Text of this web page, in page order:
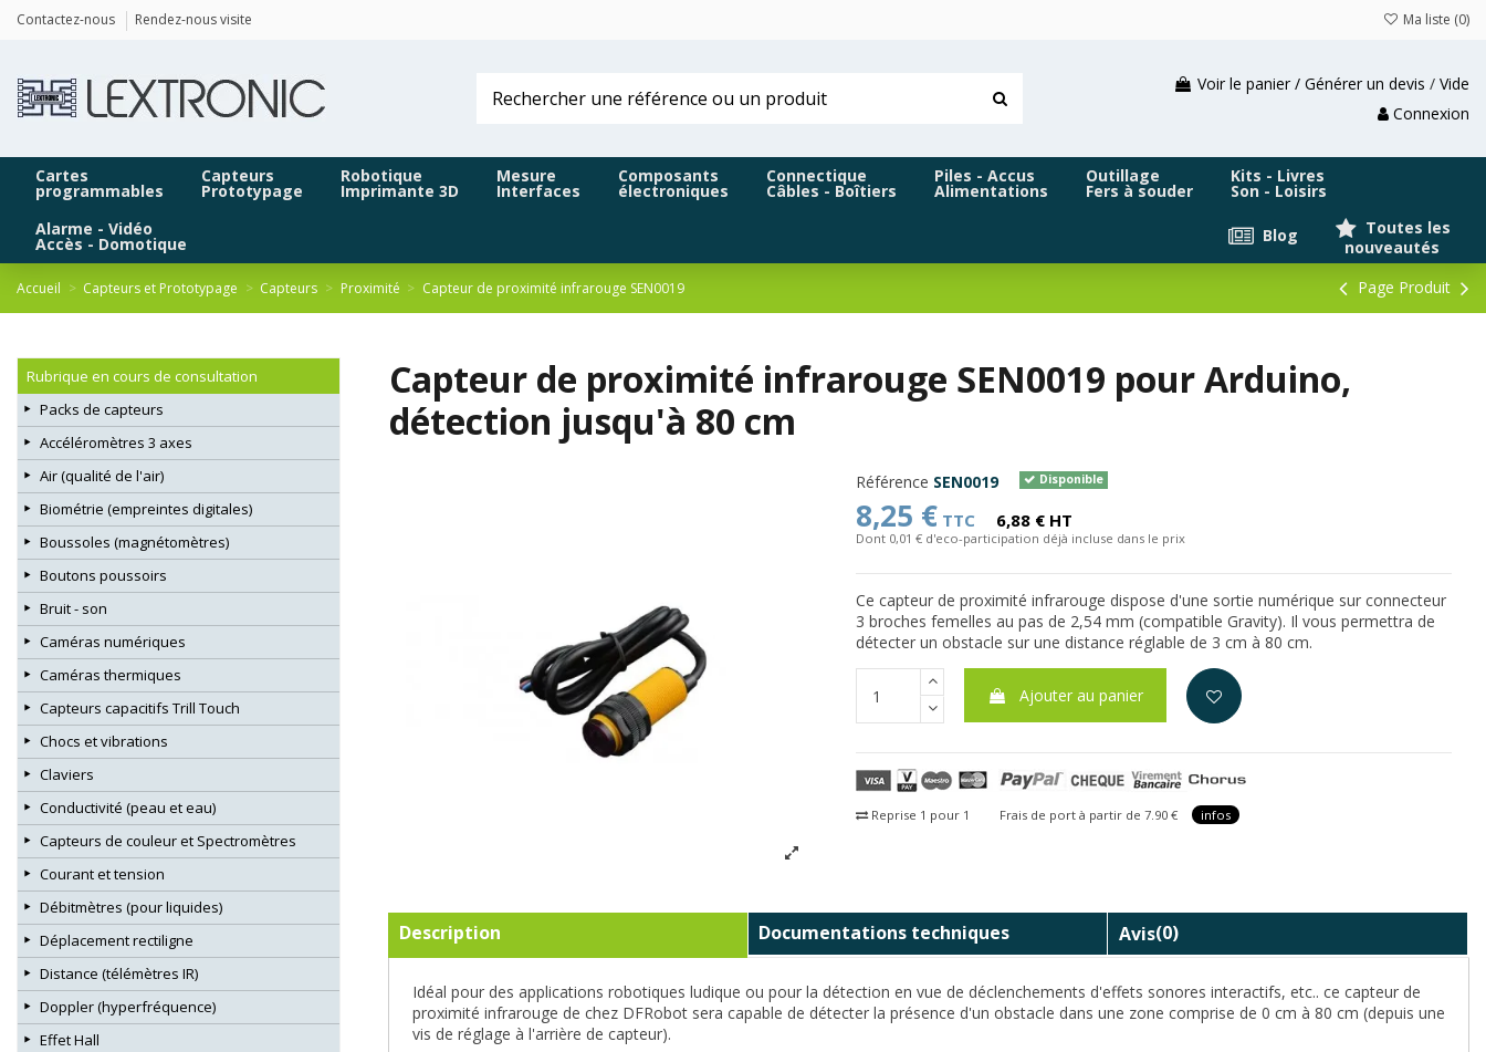
Contactez-nous Rendez-nous visite Ma liste (0)
Voir le panier / Générer un devis / Vide
Connexion
Cartes
programmables
Capteurs
Prototypage
Robotique
Imprimante 3D
Mesure
Interfaces
Composants
électroniques
Connectique
Câbles - Boîtiers
Piles - Accus
Alimentations
Outillage
Fers à souder
Kits - Livres
Son - Loisirs
Alarme - Vidéo
Accès - Domotique
Toutes les
nouveautés
Blog
Accueil Capteurs et Prototypage Capteurs Proximité Capteur de proximité infrarouge SEN0019 Page Produit
Capteur de proximité infrarouge SEN0019 pour Arduino,
détection jusqu'à 80 cm
Référence SEN0019 Disponible
8,25 € TTC 6,88 € HT
Dont 0,01 € d'eco-participation déjà incluse dans le prix
Ce capteur de proximité infrarouge dispose d'une sortie numérique sur connecteur
3 broches femelles au pas de 2,54 mm (compatible Gravity). Il vous permettra de
détecter un obstacle sur une distance réglable de 3 cm à 80 cm.
Ajouter au panier
Reprise 1 pour 1 Frais de port à partir de 7.90 € infos
Description Documentations techniques Avis(0)
Idéal pour des applications robotiques ludique ou pour la détection en vue de déclenchements d'effets sonores interactifs, etc.. ce capteur de
proximité infrarouge de chez DFRobot sera capable de détecter la présence d'un obstacle dans une zone comprise de 0 cm à 80 cm (depuis une
vis de réglage à l'arrière de capteur).
Rubrique en cours de consultation
Packs de capteurs
Accéléromètres 3 axes
Air (qualité de l'air)
Biométrie (empreintes digitales)
Boussoles (magnétomètres)
Boutons poussoirs
Bruit - son
Caméras numériques
Caméras thermiques
Capteurs capacitifs Trill Touch
Chocs et vibrations
Claviers
Conductivité (peau et eau)
Capteurs de couleur et Spectromètres
Courant et tension
Débitmètres (pour liquides)
Déplacement rectiligne
Distance (télémètres IR)
Doppler (hyperfréquence)
Effet Hall
Panneau de gestion des cookies